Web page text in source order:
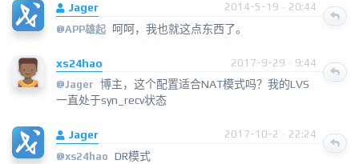
Jager
2014-5-19 · 20:44
@APP雄起 呵呵，我也就这点东西了。
xs24hao
2017-9-29 · 9:44
@Jager 博主，这个配置适合NAT模式吗？我的LVS
一直处于syn_recv状态
Jager
2017-10-2 · 22:24
@xs24hao DR模式